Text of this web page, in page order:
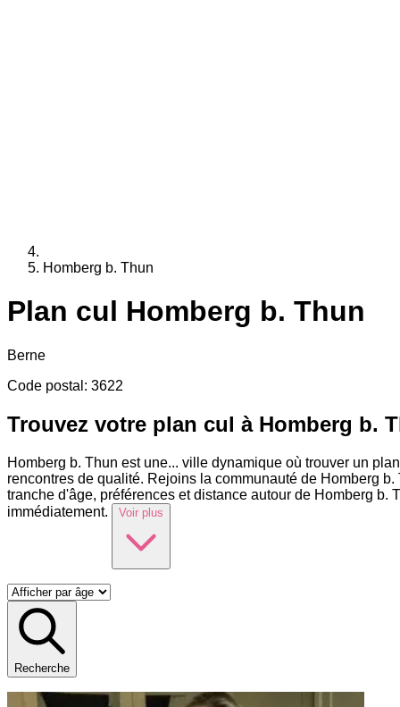
Homberg b. Thun
Plan cul Homberg b. Thun
Berne
Code postal : 3622
Trouvez votre plan cul à Homberg b.
Homberg b. Thun est une... ville dynamique où trouver un
rencontres de qualité. Rejoins la communauté de Homberg
tranche d'âge, préférences et distance autour de Homberg
immédiatement.
Voir plus
Recherche